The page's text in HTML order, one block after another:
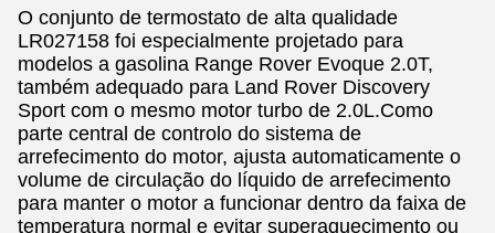
O conjunto de termostato de alta qualidade
LR027158 foi especialmente projetado para
modelos a gasolina Range Rover Evoque 2.0T,
também adequado para Land Rover Discovery
Sport com o mesmo motor turbo de 2.0L.Como
parte central de controlo do sistema de
arrefecimento do motor, ajusta automaticamente o
volume de circulação do líquido de arrefecimento
para manter o motor a funcionar dentro da faixa de
temperatura normal e evitar superaquecimento ou